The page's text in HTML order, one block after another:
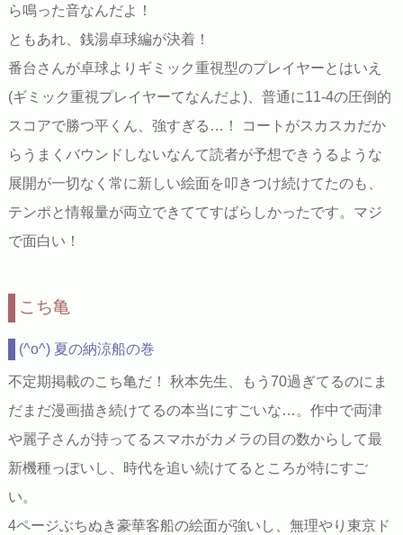
ら鳴った音なんだよ！
ともあれ、銭湯卓球編が決着！
番台さんが卓球よりギミック重視型のプレイヤーとはいえ
(ギミック重視プレイヤーてなんだよ)、普通に11-4の圧倒的
スコアで勝つ平くん、強すぎる…！ コートがスカスカだか
らうまくバウンドしないなんて読者が予想できうるような
展開が一切なく常に新しい絵面を叩きつけ続けてたのも、
テンポと情報量が両立できててすばらしかったです。マジ
で面白い！
こち亀
(^o^) 夏の納涼船の巻
不定期掲載のこち亀だ！ 秋本先生、もう70過ぎてるのにま
だまだ漫画描き続けてるの本当にすごいな…。作中で両津
や麗子さんが持ってるスマホがカメラの目の数からして最
新機種っぽいし、時代を追い続けてるところが特にすご
い。
4ページぶちぬき豪華客船の絵面が強いし、無理やり東京ド